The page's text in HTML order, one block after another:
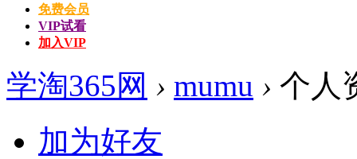
免费会员
VIP试看
加入VIP
学淘365网 › mumu › 个人
加为好友